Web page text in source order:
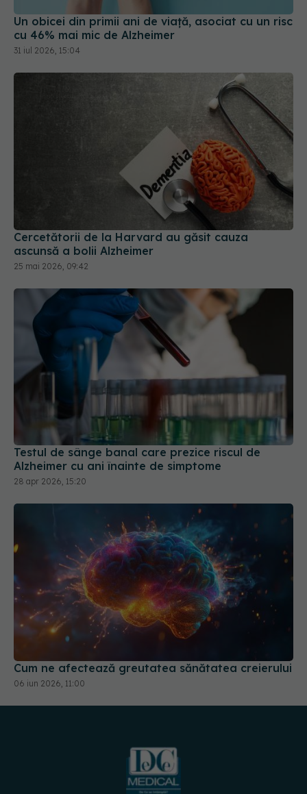
Un obicei din primii ani de viață, asociat cu un risc
cu 46% mai mic de Alzheimer
31 iul 2026, 15:04
Cercetătorii de la Harvard au găsit cauza
ascunsă a bolii Alzheimer
25 mai 2026, 09:42
Testul de sânge banal care prezice riscul de
Alzheimer cu ani înainte de simptome
28 apr 2026, 15:20
Cum ne afectează greutatea sănătatea creierului
06 iun 2026, 11:00